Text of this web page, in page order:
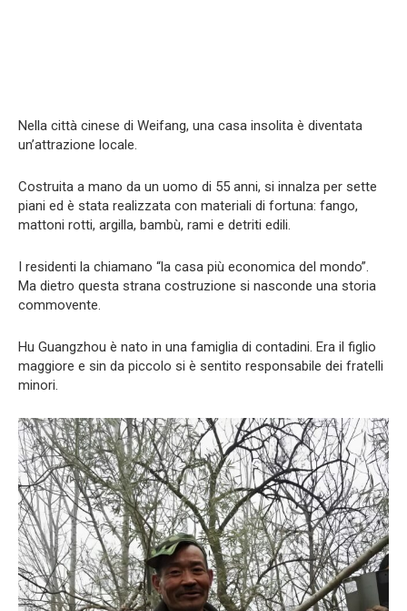
Nella città cinese di Weifang, una casa insolita è diventata
un’attrazione locale.
Costruita a mano da un uomo di 55 anni, si innalza per sette
piani ed è stata realizzata con materiali di fortuna: fango,
mattoni rotti, argilla, bambù, rami e detriti edili.
I residenti la chiamano “la casa più economica del mondo”.
Ma dietro questa strana costruzione si nasconde una storia
commovente.
Hu Guangzhou è nato in una famiglia di contadini. Era il figlio
maggiore e sin da piccolo si è sentito responsabile dei fratelli
minori.